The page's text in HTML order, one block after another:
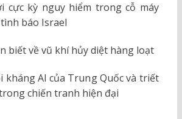
cực kỳ nguy hiểm trong cỗ máy
báo Israel
biết về vũ khí hủy diệt hàng loạt
kháng AI của Trung Quốc và triết
trong chiến tranh hiện đại